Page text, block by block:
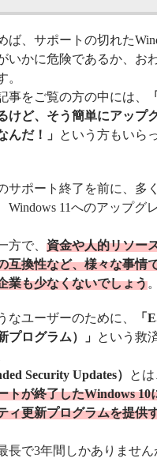
ば、サポートの切れた
いかに危険であるか、お
。
事をご覧の方の中には、
けど、そう簡単にアップ
んだ！」 という方もいら
サポート終了を前に、多
Windows 11へのアップグ
方で、 資金や人的リソー
互換性など、様々な事情
業も少なくないでしょう。
なユーザーのために、
「
プログラム）」 という救
Security Updates）
と
トが終了したWindows 10
ィ更新プログラムを提供
長で3年間しかありませ